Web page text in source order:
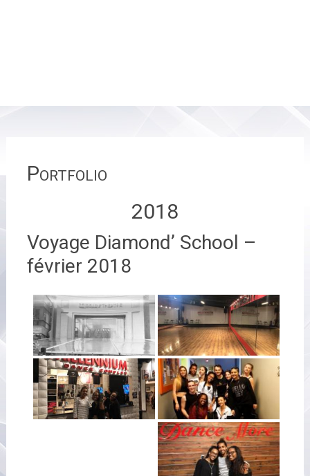
Portfolio
2018
Voyage Diamond’ School –
février 2018